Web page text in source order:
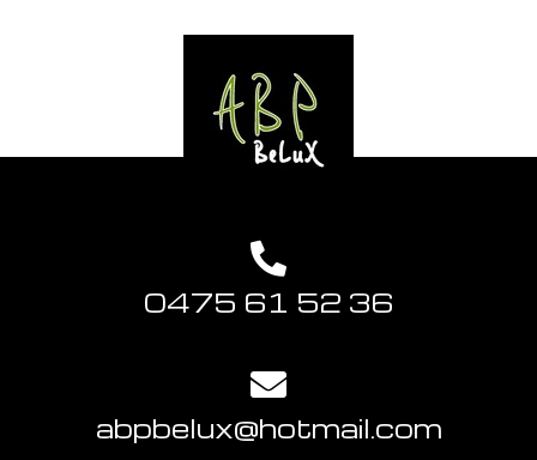
0475 61 52 36
abpbelux@hotmail.com